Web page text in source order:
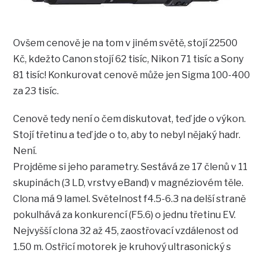
Ovšem cenově je na tom v jiném světě, stojí 22500
Kč, kdežto Canon stojí 62 tisíc, Nikon 71 tisíc a Sony
81 tisíc! Konkurovat cenově může jen Sigma 100-400
za 23 tisíc.
Cenově tedy není o čem diskutovat, teď jde o výkon.
Stojí třetinu a teď jde o to, aby to nebyl nějaký hadr.
Není.
Projděme si jeho parametry. Sestává ze 17 členů v 11
skupinách (3 LD, vrstvy eBand) v magnéziovém těle.
Clona má 9 lamel. Světelnost f4.5-6.3 na delší straně
pokulhává za konkurencí (F5.6) o jednu třetinu EV.
Nejvyšší clona 32 až 45, zaostřovací vzdálenost od
1.50 m. Ostřicí motorek je kruhový ultrasonický s